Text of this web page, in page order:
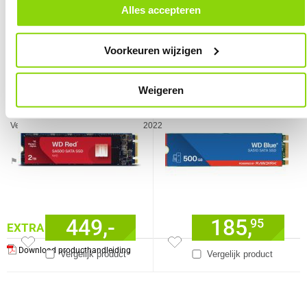
door in de footer van onze website te klikken op ‘Cookievoorkeuren’
Alles accepteren
Voorkeuren wijzigen
Weigeren
EAN
718037894294
WDS240G3G0B-00BJF0
Artikelnr
927804
SanDisk
Garantie
36 maanden
Verkrijgbaar sinds
Mei 2022
⚑ Fout melden
EXTRA INFORMATIE
Download producthandleiding
Vergelijk product Vergelijk product
SSD
Vergelijk product
449,-
Vergelijk product
185,95